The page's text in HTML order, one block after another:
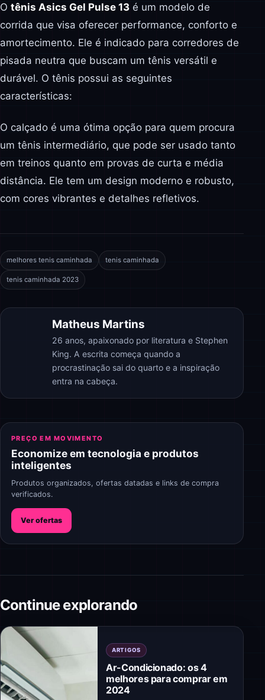
O tênis Asics Gel Pulse 13 é um modelo de
corrida que visa oferecer performance, conforto e
amortecimento. Ele é indicado para corredores de
pisada neutra que buscam um tênis versátil e
durável. O tênis possui as seguintes
características:
O calçado é uma ótima opção para quem procura
um tênis intermediário, que pode ser usado tanto
em treinos quanto em provas de curta e média
distância. Ele tem um design moderno e robusto,
com cores vibrantes e detalhes refletivos.
melhores tenis caminhada tenis caminhada
tenis caminhada 2023
Matheus Martins
26 anos, apaixonado por literatura e Stephen
King. A escrita começa quando a
procrastinação sai do quarto e a inspiração
entra na cabeça.
PREÇO EM MOVIMENTO
Economize em tecnologia e produtos
inteligentes
Produtos organizados, ofertas datadas e links de compra
verificados.
Ver ofertas
Continue explorando
ARTIGOS
Ar-Condicionado: os 4
melhores para comprar em
2024